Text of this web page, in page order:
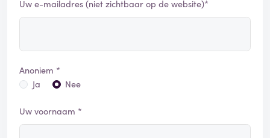
Uw e-mailadres (niet zichtbaar op de website)*
Anoniem *
Ja
Nee
Uw voornaam *